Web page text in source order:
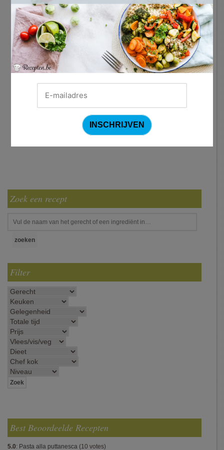
Zoek een recept
Filter
Best Beoordeelde Recepten
5.0: Pasta alla puttanesca (10 votes)